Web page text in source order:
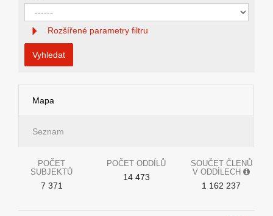
Rozšířené parametry filtru
Vyhledat
Mapa
Seznam
POČET
SUBJEKTŮ
7 371
POČET ODDÍLŮ
14 473
SOUČET ČLENŮ
V ODDÍLECH
1 162 237